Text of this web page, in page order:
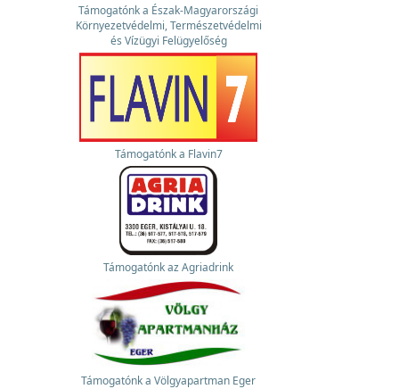
Támogatónk a Észak-Magyarországi
Környezetvédelmi, Természetvédelmi
és Vízügyi Felügyelőség
Támogatónk a Flavin7
Támogatónk az Agriadrink
Támogatónk a Völgyapartman Eger